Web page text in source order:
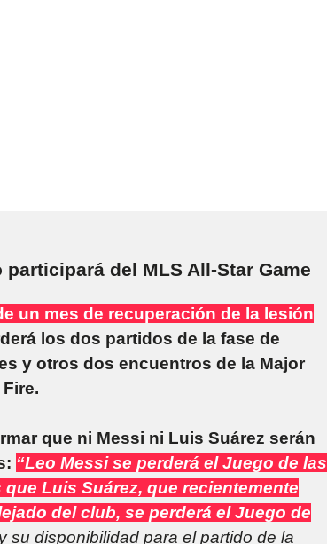
del MLS All-Star Game
un mes de recuperación de la lesión
los dos partidos de la fase de
y otros dos encuentros de la Major
que ni Messi ni Luis Suárez serán
“Leo Messi se perderá el Juego de las
Luis Suárez, que recientemente
del club, se perderá el Juego de
su disponibilidad para el partido de la